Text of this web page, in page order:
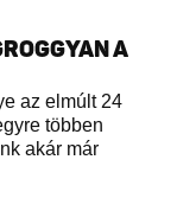
A
az elmúlt 24
többen
akár már